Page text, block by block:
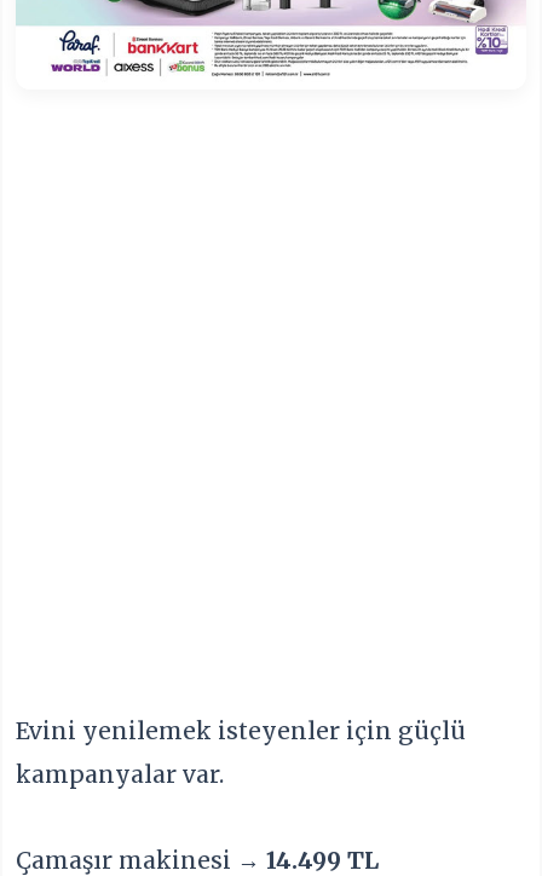
Evini yenilemek isteyenler için güçlü
kampanyalar var.
Çamaşır makinesi →14.499 TL